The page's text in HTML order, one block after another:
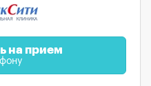
на прием